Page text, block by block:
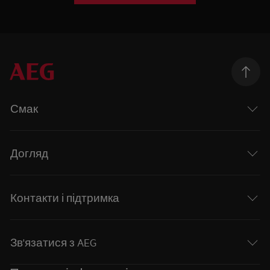
Смак
Догляд
Контакти і підтримка
Зв'язатися з AEG